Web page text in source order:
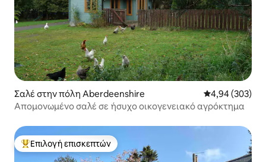
Σαλέ στην πόλη Aberdeenshire Μέση
4,94 (303)
Απομονωμένο σαλέ σε ήσυχο οικογενειακό αγρόκτημα
Κορυφαία επιλογή επισκεπτών
Επιλογή επισκεπτών